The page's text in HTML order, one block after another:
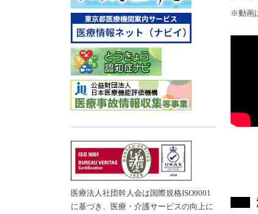
※動画
医療法人社団幹人会は国際規格ISO9001
に基づき、医療・介護サービスの向上に